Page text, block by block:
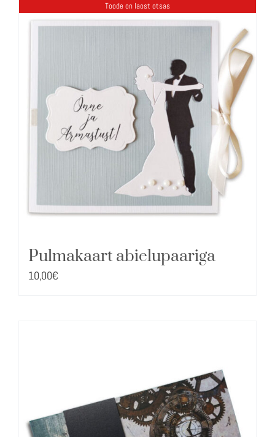
Toode on laost otsas
Pulmakaart abielupaariga
10,00€